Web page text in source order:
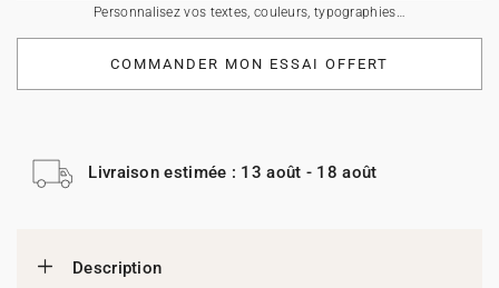
Personnalisez vos textes, couleurs, typographies…
COMMANDER MON ESSAI OFFERT
Livraison estimée : 13 août - 18 août
Description